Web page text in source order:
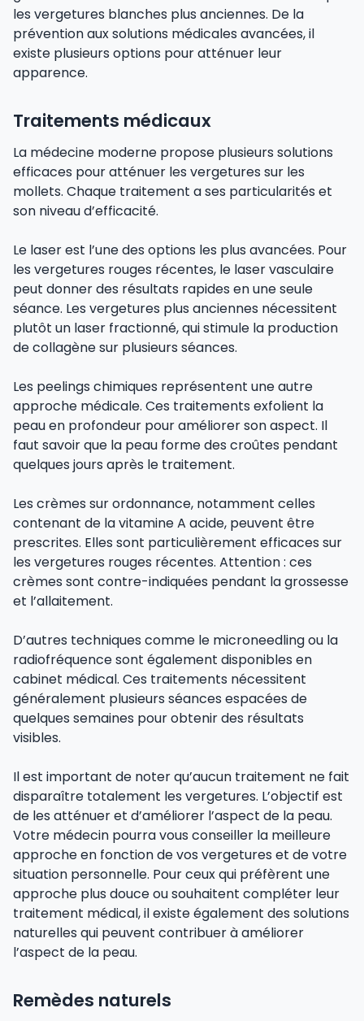
les vergetures blanches plus anciennes. De la
prévention aux solutions médicales avancées, il
existe plusieurs options pour atténuer leur
apparence.
Traitements médicaux
La médecine moderne propose plusieurs solutions
efficaces pour atténuer les vergetures sur les
mollets. Chaque traitement a ses particularités et
son niveau d’efficacité.
Le laser est l’une des options les plus avancées. Pour
les vergetures rouges récentes, le laser vasculaire
peut donner des résultats rapides en une seule
séance. Les vergetures plus anciennes nécessitent
plutôt un laser fractionné, qui stimule la production
de collagène sur plusieurs séances.
Les peelings chimiques représentent une autre
approche médicale. Ces traitements exfolient la
peau en profondeur pour améliorer son aspect. Il
faut savoir que la peau forme des croûtes pendant
quelques jours après le traitement.
Les crèmes sur ordonnance, notamment celles
contenant de la vitamine A acide, peuvent être
prescrites. Elles sont particulièrement efficaces sur
les vergetures rouges récentes. Attention : ces
crèmes sont contre-indiquées pendant la grossesse
et l’allaitement.
D’autres techniques comme le microneedling ou la
radiofréquence sont également disponibles en
cabinet médical. Ces traitements nécessitent
généralement plusieurs séances espacées de
quelques semaines pour obtenir des résultats
visibles.
Il est important de noter qu’aucun traitement ne fait
disparaître totalement les vergetures. L’objectif est
de les atténuer et d’améliorer l’aspect de la peau.
Votre médecin pourra vous conseiller la meilleure
approche en fonction de vos vergetures et de votre
situation personnelle. Pour ceux qui préfèrent une
approche plus douce ou souhaitent compléter leur
traitement médical, il existe également des solutions
naturelles qui peuvent contribuer à améliorer
l’aspect de la peau.
Remèdes naturels